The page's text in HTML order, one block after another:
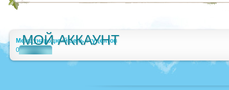
МОЙ АККАУНТ
Международный день студентов
0